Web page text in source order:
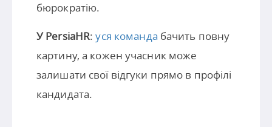
бюрократію.
У PersiaHR:уся команда бачить повну
картину, а кожен учасник може
залишати свої відгуки прямо в профілі
кандидата.